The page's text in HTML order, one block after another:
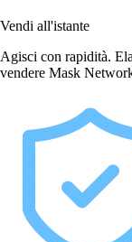
Vendi all'istante
Agisci con rapidità.
vendere Mask